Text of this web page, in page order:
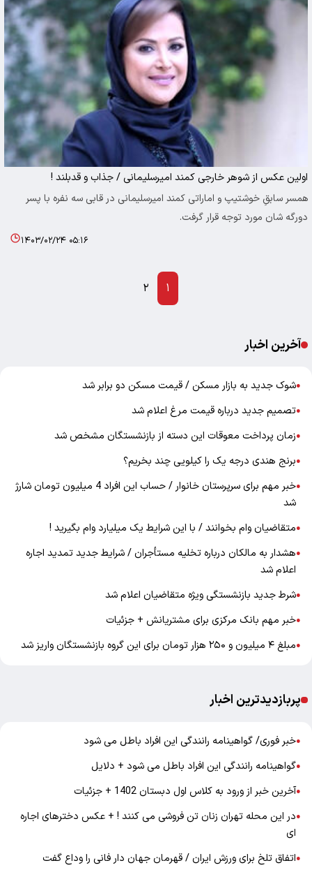
اولین عکس از شوهر خارجی کمند امیرسلیمانی / جذاب و قدبلند !
همسر سابقِ خوشتیپ و اماراتی کمند امیرسلیمانی در قابی سه نفره با پسر
دورگه شان مورد توجه قرار گرفت.
۱۴۰۳/۰۲/۲۴ ۰۵:۱۶
۱ ۲
آخرین اخبار
●شوک جدید به بازار مسکن / قیمت مسکن دو برابر شد
●تصمیم جدید درباره قیمت مرغ اعلام شد
●زمان پرداخت معوقات این دسته از بازنشستگان مشخص شد
●برنج هندی درجه یک را کیلویی چند بخریم؟
●
خبر مهم برای سرپرستان خانوار / حساب این افراد 4 میلیون تومان شارژ
شد
●متقاضیان وام بخوانند / با این شرایط یک میلیارد وام بگیرید !
●هشدار به مالکان درباره تخلیه مستأجران / شرایط جدید تمدید اجاره
اعلام شد
●شرط جدید بازنشستگی ویژه متقاضیان اعلام شد
●خبر مهم بانک مرکزی برای مشتریانش + جزئیات
●مبلغ ۴ میلیون و ۲۵۰ هزار تومان برای این گروه بازنشستگان واریز شد
پربازدیدترین اخبار
●خبر فوری/ گواهینامه رانندگی این افراد باطل می شود
●گواهینامه رانندگی این افراد باطل می شود + دلایل
●آخرین خبر از ورود به کلاس اول دبستان 1402 + جزئیات
●در این محله تهران زنان تن فروشی می کنند ! + عکس دخترهای اجاره
ای
●اتفاق تلخ برای ورزش ایران / قهرمان جهان دار فانی را وداع گفت